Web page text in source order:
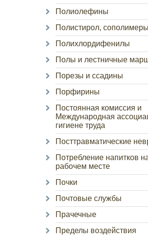
Полиолефины
Полистирол, сополимеры
Полихлордифенилы
Полы и лестничные
Порезы и ссадины
Порфирины
Постоянная комиссия и
Международная
гигиене труда
Посттравматические
Потребление напитков
рабочем месте
Почки
Почтовые службы
Прачечные
Пределы воздействия